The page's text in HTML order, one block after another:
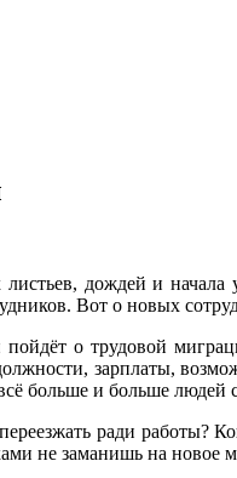
дождей и начала
Вот о новых
о трудовой
зарплаты,
больше и больше людей
ради работы?
не заманишь на новое